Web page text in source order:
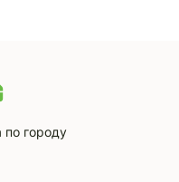
по городу